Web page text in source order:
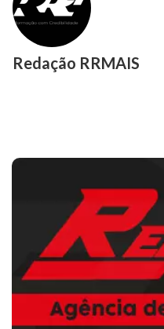
Redação RRMAIS